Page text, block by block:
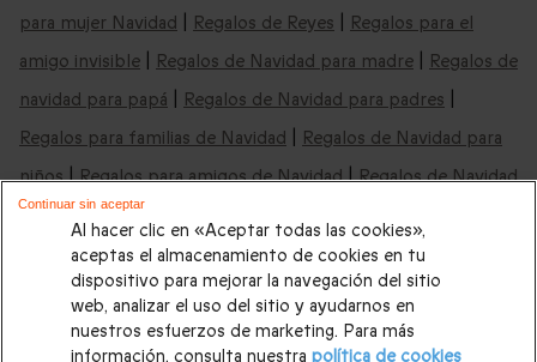
para mujer Navidad
Regalos de Reyes
Regalos para el
amigo invisible
Regalos de Navidad para madre
Regalos de
navidad para papá
Regalos de Navidad para padres
Regalos para familias de Navidad
Regalos de Navidad para
niños|Regalos para amigos de Navidad|Regalos de Navidad
baratos| Regalos de Navidad última hora
para hombre|Regalos de Reyes para mujer|Regalos de
Reyes para parejas|Regalos de Reyes para padres|
de Reyes para madresRegalos de boda|Regalos de
Al hacer clic en «Aceptar todas las cookies»,
aceptas el almacenamiento de cookies en tu
dispositivo para mejorar la navegación del sitio
web, analizar el uso del sitio y ayudarnos en
nuestros esfuerzos de marketing. Para más
información, consulta nuestra política de cookies
Continuar sin aceptar